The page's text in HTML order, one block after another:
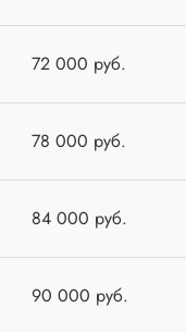
72 000 руб.
78 000 руб.
84 000 руб.
90 000 руб.